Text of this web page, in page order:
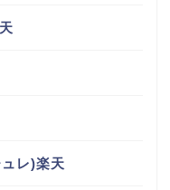
レ)楽天